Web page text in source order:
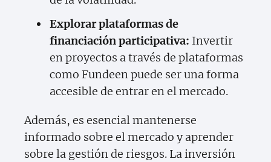
Explorar plataformas de
financiación participativa: Invertir
en proyectos a través de plataformas
como Fundeen puede ser una forma
accesible de entrar en el mercado.
Además, es esencial mantenerse
informado sobre el mercado y aprender
sobre la gestión de riesgos. La inversión